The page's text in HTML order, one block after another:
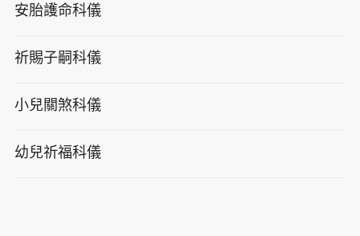
安胎護命科儀
祈賜子嗣科儀
小兒關煞科儀
幼兒祈福科儀